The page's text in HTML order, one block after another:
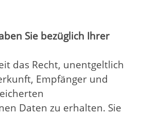
Sie bezüglich Ihrer
das Recht, unentgeltlich
Empfänger und
Daten zu erhalten. Sie